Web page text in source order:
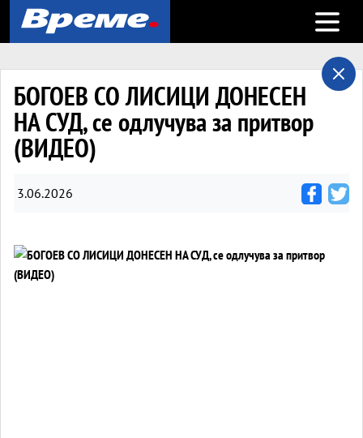
Open
БОГОЕВ СО ЛИСИЦИ ДОНЕСЕН
НА СУД, се одлучува за притвор
(ВИДЕО)
3.06.2026